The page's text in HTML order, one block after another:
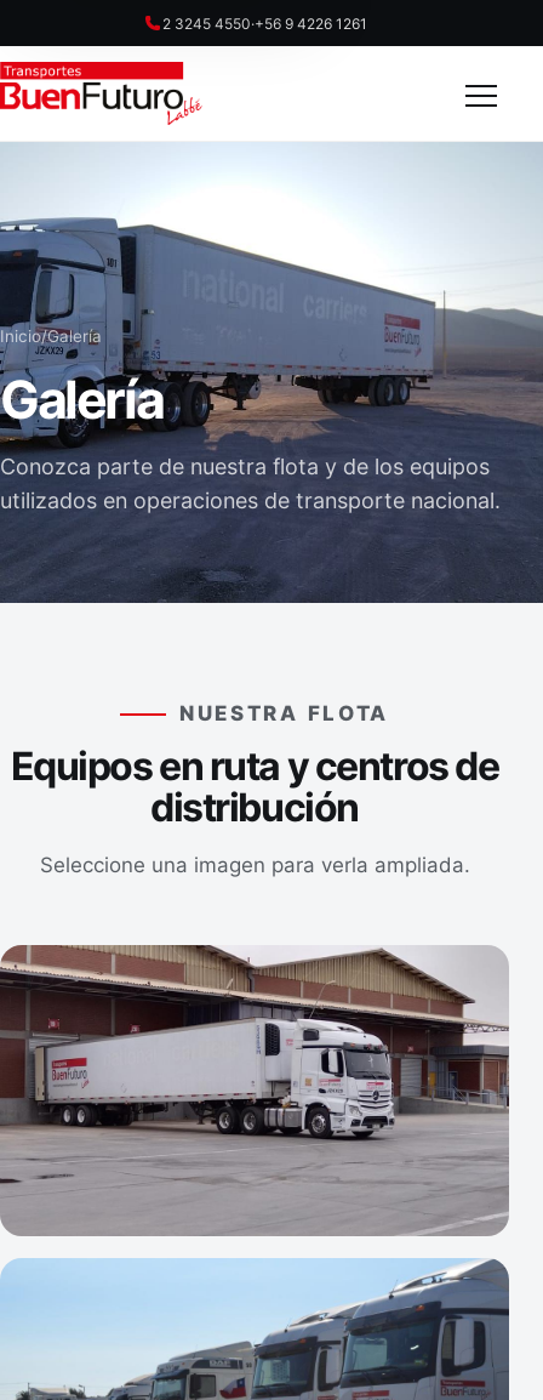
2 3245 4550·+56 9 4226 1261
Inicio/Galería
Galería
Conozca parte de nuestra flota y de los equipos
utilizados en operaciones de transporte nacional.
NUESTRA FLOTA
Equipos en ruta y centros de
distribución
Seleccione una imagen para verla ampliada.